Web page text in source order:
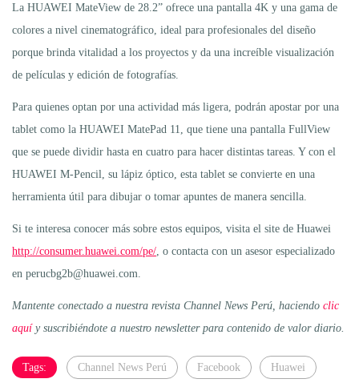
La HUAWEI MateView de 28.2” ofrece una pantalla 4K y una gama de
colores a nivel cinematográfico, ideal para profesionales del diseño
porque brinda vitalidad a los proyectos y da una increíble visualización
de películas y edición de fotografías.
Para quienes optan por una actividad más ligera, podrán apostar por una
tablet como la HUAWEI MatePad 11, que tiene una pantalla FullView
que se puede dividir hasta en cuatro para hacer distintas tareas. Y con el
HUAWEI M-Pencil, su lápiz óptico, esta tablet se convierte en una
herramienta útil para dibujar o tomar apuntes de manera sencilla.
Si te interesa conocer más sobre estos equipos, visita el site de Huawei
http://consumer.huawei.com/pe/ , o contacta con un asesor especializado
en perucbg2b@huawei.com.
Mantente conectado a nuestra revista Channel News Perú, haciendo clic
aquíy suscribiéndote a nuestro newsletter para contenido de valor diario.
Tags: Channel News Perú Facebook Huawei